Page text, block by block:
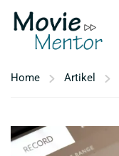
Home Artikel